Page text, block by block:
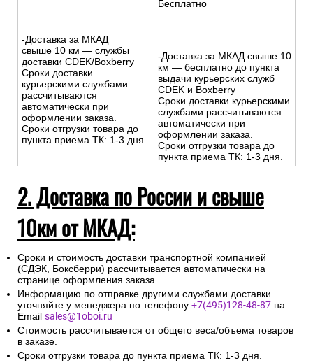
-Доставка за МКАД
свыше 10 км — службы
доставки CDEK/Boxberry
Сроки доставки
курьерскими службами
рассчитываются
автоматически при
оформлении заказа.
Сроки отгрузки товара до
пункта приема ТК: 1-3 дня.
Бесплатно
-Доставка за МКАД свыше 10
км — бесплатно до пункта
выдачи курьерских служб
CDEK и Boxberry
Сроки доставки курьерскими
службами рассчитываются
автоматически при
оформлении заказа.
Сроки отгрузки товара до
пункта приема ТК: 1-3 дня.
2. Доставка по России и свыше
10км от МКАД:
Сроки и стоимость доставки транспортной компанией
(СДЭК, Боксберри) рассчитывается автоматически на
странице оформления заказа.
Информацию по отправке другими службами доставки
уточняйте у менеджера по телефону +7(495)128-48-87 на
Email sales@1oboi.ru
Стоимость рассчитывается от общего веса/объема товаров
в заказе.
Сроки отгрузки товара до пункта приема ТК: 1-3 дня.